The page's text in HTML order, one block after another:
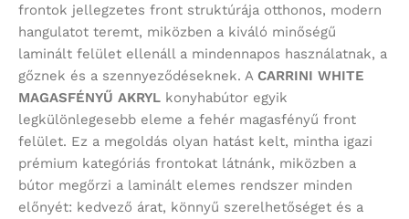
frontok jellegzetes front struktúrája otthonos, modern
hangulatot teremt, miközben a kiváló minőségű
laminált felület ellenáll a mindennapos használatnak, a
gőznek és a szennyeződéseknek. A CARRINI WHITE
MAGASFÉNYŰ AKRYL konyhabútor egyik
legkülönlegesebb eleme a fehér magasfényű front
felület. Ez a megoldás olyan hatást kelt, mintha igazi
prémium kategóriás frontokat látnánk, miközben a
bútor megőrzi a laminált elemes rendszer minden
előnyét: kedvező árat, könnyű szerelhetőséget és a